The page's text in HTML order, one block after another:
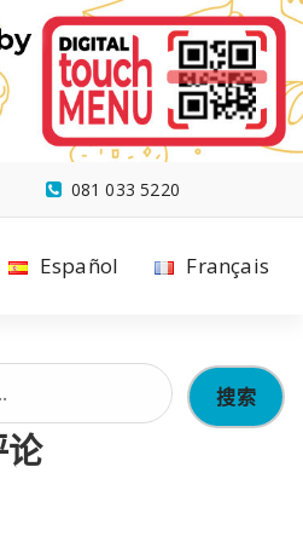
081 033 5220
Español Français
论